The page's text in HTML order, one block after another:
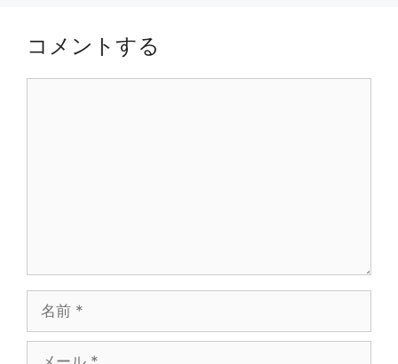
コメントする